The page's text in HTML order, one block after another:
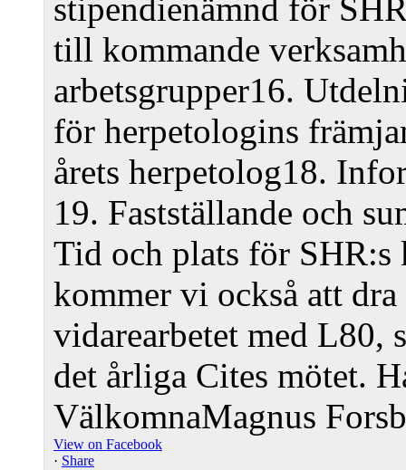
stipendienämnd för
till kommande
arbetsgrupper16.
för herpetologins
årets herpetolog18.
19. Fastställande och
Tid och plats för SHR:s
kommer vi också att
vidarearbetet med L80,
det årliga Cites mötet.
VälkomnaMagnus
View on Facebook
· Share